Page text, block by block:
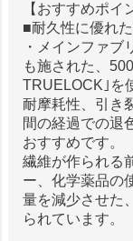
【おすすめポイ
■耐久性に優れ
・メインファ
も施された、
TRUELOCK｣を
耐摩耗性、引き
間の経過での退
おすすめです。
繊維が作られる
ー、化学薬品の
量を減少させた
られています。